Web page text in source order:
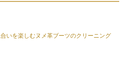
いを楽しむヌメ革ブーツのクリーニング